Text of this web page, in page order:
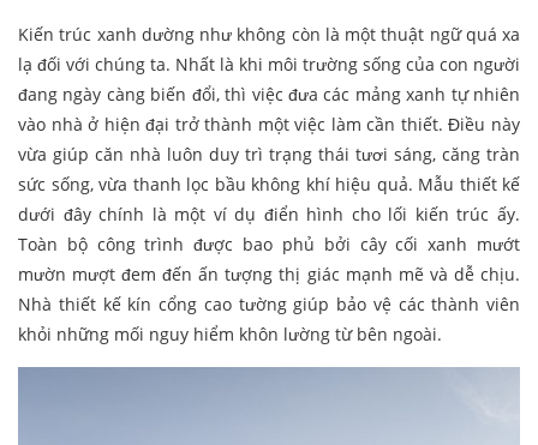
Kiến trúc xanh dường như không còn là một thuật ngữ quá xa
lạ đối với chúng ta. Nhất là khi môi trường sống của con người
đang ngày càng biến đổi, thì việc đưa các mảng xanh tự nhiên
vào nhà ở hiện đại trở thành một việc làm cần thiết. Điều này
vừa giúp căn nhà luôn duy trì trạng thái tươi sáng, căng tràn
sức sống, vừa thanh lọc bầu không khí hiệu quả. Mẫu thiết kế
dưới đây chính là một ví dụ điển hình cho lối kiến trúc ấy.
Toàn bộ công trình được bao phủ bởi cây cối xanh mướt
mườn mượt đem đến ấn tượng thị giác mạnh mẽ và dễ chịu.
Nhà thiết kế kín cổng cao tường giúp bảo vệ các thành viên
khỏi những mối nguy hiểm khôn lường từ bên ngoài.